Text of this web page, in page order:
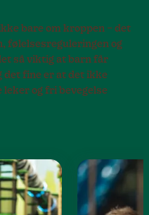
bare om kroppen – det
følelsesreguleringen og
så viktig at barn får
det fine er at det ikke
og fri bevegelse